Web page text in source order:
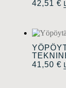
42,51 €
41,50 €